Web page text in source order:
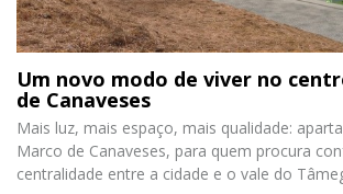
Um novo modo de viver no
de Canaveses
Mais luz, mais espaço, mais qualidade:
Marco de Canaveses, para quem procura
centralidade entre a cidade e o vale do